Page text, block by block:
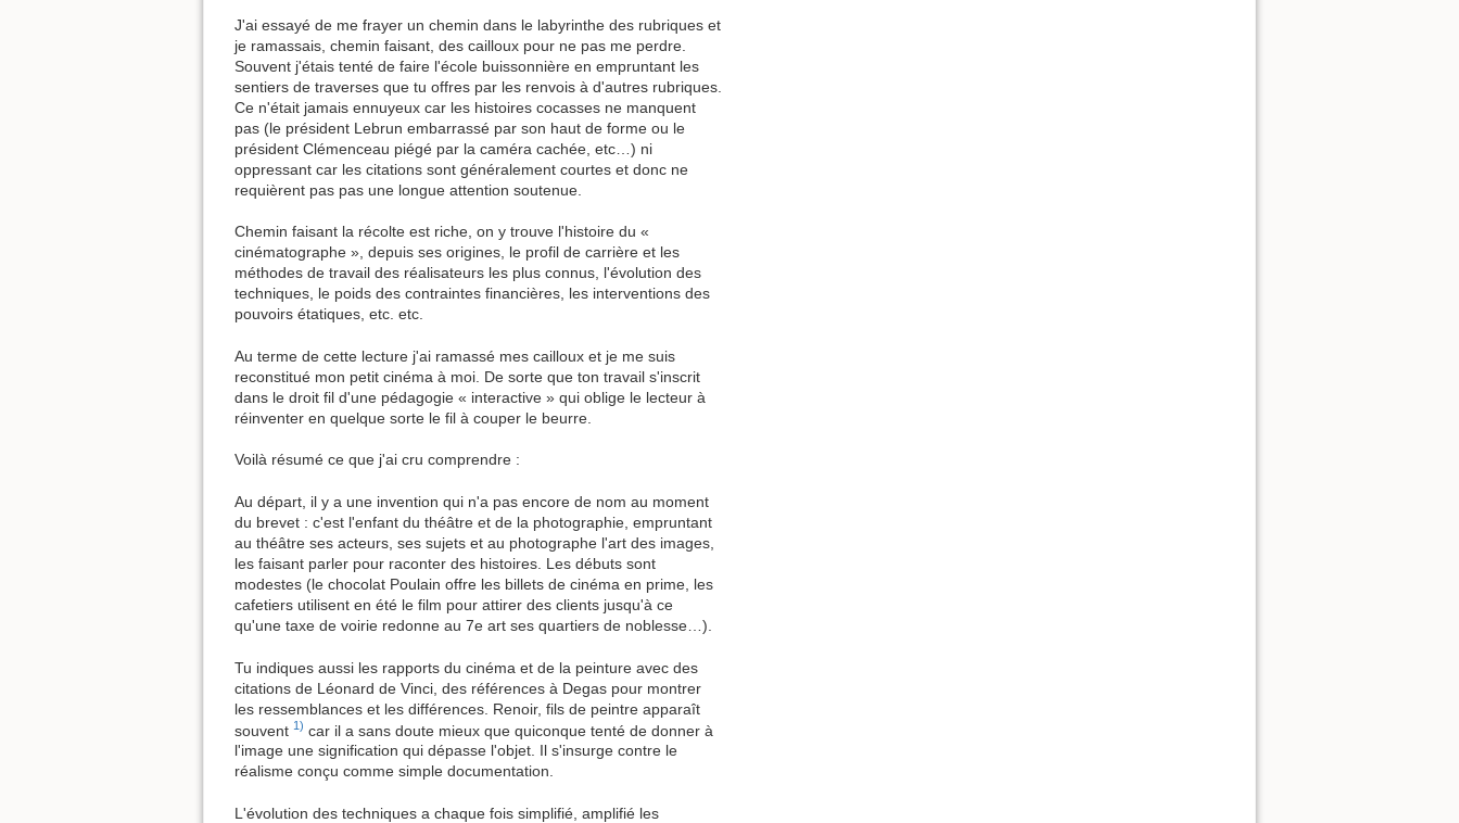
J'ai essayé de me frayer un chemin dans le labyrinthe des rubriques et
je ramassais, chemin faisant, des cailloux pour ne pas me perdre.
Souvent j'étais tenté de faire l'école buissonnière en empruntant les
sentiers de traverses que tu offres par les renvois à d'autres rubriques.
Ce n'était jamais ennuyeux car les histoires cocasses ne manquent
pas (le président Lebrun embarrassé par son haut de forme ou le
président Clémenceau piégé par la caméra cachée, etc…) ni
oppressant car les citations sont généralement courtes et donc ne
requièrent pas pas une longue attention soutenue.
Chemin faisant la récolte est riche, on y trouve l'histoire du «
cinématographe », depuis ses origines, le profil de carrière et les
méthodes de travail des réalisateurs les plus connus, l'évolution des
techniques, le poids des contraintes financières, les interventions des
pouvoirs étatiques, etc. etc.
Au terme de cette lecture j'ai ramassé mes cailloux et je me suis
reconstitué mon petit cinéma à moi. De sorte que ton travail s'inscrit
dans le droit fil d'une pédagogie « interactive » qui oblige le lecteur à
réinventer en quelque sorte le fil à couper le beurre.
Voilà résumé ce que j'ai cru comprendre :
Au départ, il y a une invention qui n'a pas encore de nom au moment
du brevet : c'est l'enfant du théâtre et de la photographie, empruntant
au théâtre ses acteurs, ses sujets et au photographe l'art des images,
les faisant parler pour raconter des histoires. Les débuts sont
modestes (le chocolat Poulain offre les billets de cinéma en prime, les
cafetiers utilisent en été le film pour attirer des clients jusqu'à ce
qu'une taxe de voirie redonne au 7e art ses quartiers de noblesse…).
Tu indiques aussi les rapports du cinéma et de la peinture avec des
citations de Léonard de Vinci, des références à Degas pour montrer
les ressemblances et les différences. Renoir, fils de peintre apparaît
souvent 1) car il a sans doute mieux que quiconque tenté de donner à
l'image une signification qui dépasse l'objet. Il s'insurge contre le
réalisme conçu comme simple documentation.
L'évolution des techniques a chaque fois simplifié, amplifié les